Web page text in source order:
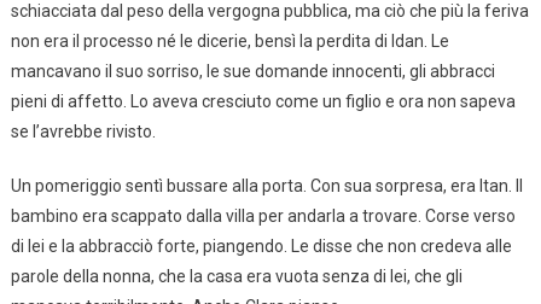
schiacciata dal peso della vergogna pubblica, ma ciò che più la feriva
non era il processo né le dicerie, bensì la perdita di Idan. Le
mancavano il suo sorriso, le sue domande innocenti, gli abbracci
pieni di affetto. Lo aveva cresciuto come un figlio e ora non sapeva
se l’avrebbe rivisto.
Un pomeriggio sentì bussare alla porta. Con sua sorpresa, era Itan. Il
bambino era scappato dalla villa per andarla a trovare. Corse verso
di lei e la abbracciò forte, piangendo. Le disse che non credeva alle
parole della nonna, che la casa era vuota senza di lei, che gli